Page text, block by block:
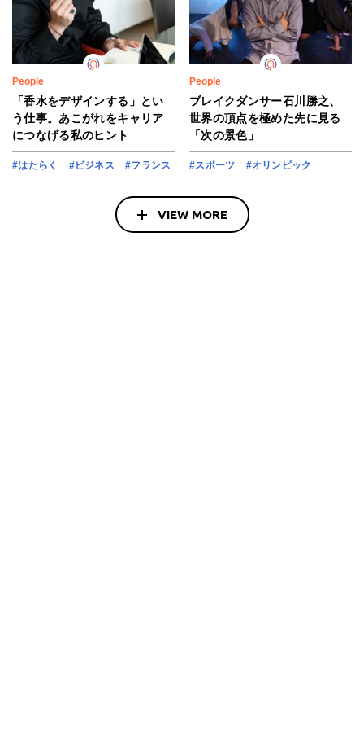
People
「香水をデザインする」とい
う仕事。あこがれをキャリア
につなげる私のヒント
#はたらく #ビジネス #フランス
People
ブレイクダンサー石川勝之、
世界の頂点を極めた先に見る
「次の景色」
#スポーツ #オリンピック
VIEW MORE